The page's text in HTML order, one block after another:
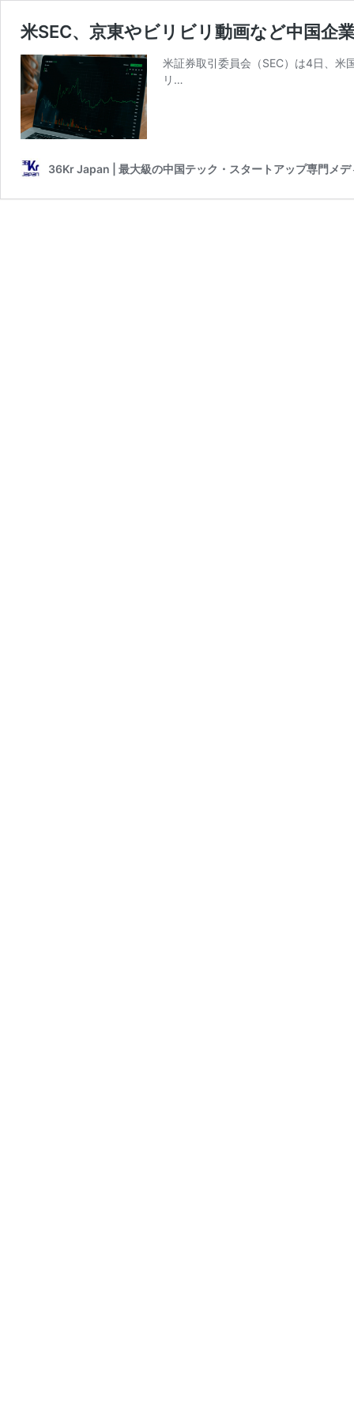
米SEC、京東やビリビリ動画など中国企
米証券取引委員会（SEC）は4日、米
リ…
36Kr Japan | 最大級の中国テック・スタートアップ専門メデ